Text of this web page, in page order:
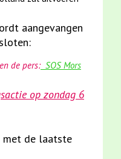
aangevangen
de pers: SOS Mors
op zondag 6
met de laatste